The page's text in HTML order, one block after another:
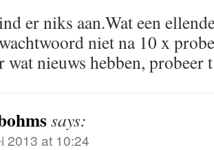
er niks aan.Wat een
niet na 10 x
wat nieuws hebben, probeer
says:
2013 at 10:24